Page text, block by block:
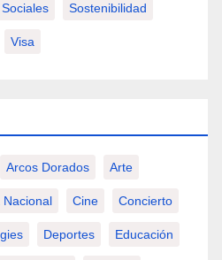
Sociales Sostenibilidad
Visa
Arcos Dorados Arte
Cine Concierto
Deportes Educación